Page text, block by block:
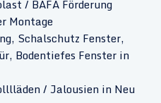
/ BAFA Förderung
Montage
Schalschutz Fenster,
Bodentiefes Fenster in
/ Jalousien in Neu